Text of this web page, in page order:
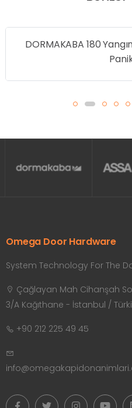
DORMAKABA 180
Omega Door Hardware
System Technology For The
Çağlayan Mah Cihanşah
3/A Kağıthane - İstanbul /
+90 212 225 49 45